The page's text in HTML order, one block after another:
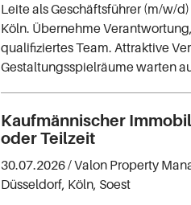
Leite als Geschäftsführer (m/w/
Köln. Übernehme
qualifiziertes Team. Attraktive
Gestaltungsspielräume warten
Kaufmännischer
oder Teilzeit
30.07.2026 /Valon Property
Düsseldorf, Köln, Soest